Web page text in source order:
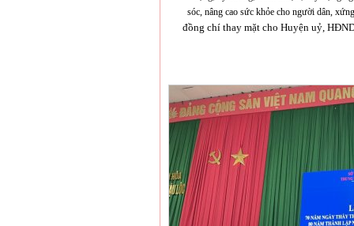
sóc, nâng cao sức khỏe cho người dân,
đồng chí thay mặt cho Huyện uỷ,